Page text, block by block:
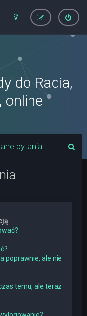
do Radia,
online
pytania
poprawnie, ale nie
temu, ale teraz